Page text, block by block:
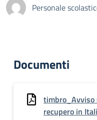
Personale
Documenti
timbro_Avviso
recupero in